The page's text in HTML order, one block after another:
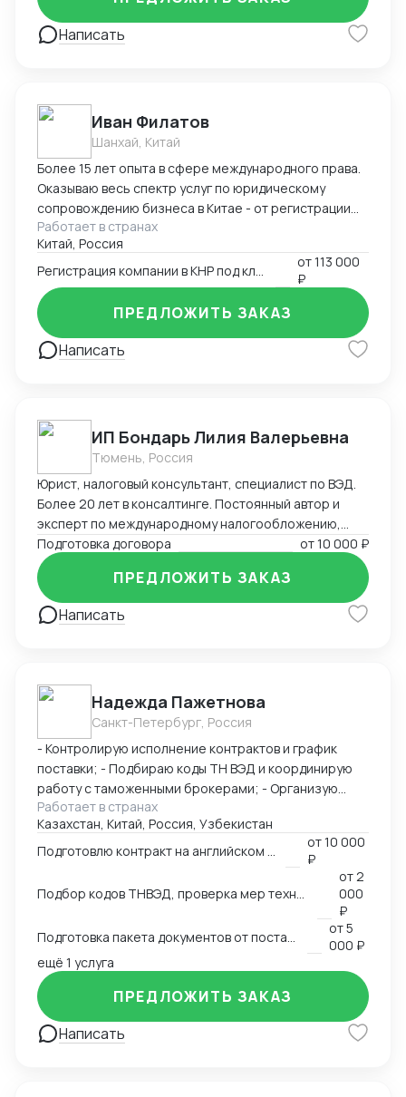
Написать
Иван Филатов
Шанхай, Китай
Более 15 лет опыта в сфере международного права.
Оказываю весь спектр услуг по юридическому
сопровождению бизнеса в Китае - от регистрации
компании с участием граждан России и получения
разрешения на работу, миграции бизнеса, открытия
счетов в местном банке, оформления приглашений
на въезд до взаимодействия с госорганами и
службами в Китае, проверки контрагентов до
подготовки и совершения сделок и абонентского
обслуживания бизнеса.
Работает в странах
Китай, Россия
от113 000
₽
Написать
ПРЕДЛОЖИТЬ ЗАКАЗ
ИП Бондарь Лилия Валерьевна
Тюмень, Россия
Юрист, налоговый консультант, специалист по ВЭД.
Более 20 лет в консалтинге. Постоянный автор и
эксперт по международному налогообложению,
применению СОИДН, MLI. Подготовка правовых
заключений по налогообложению в РФ и
иностранных юрисдикциях. Структурирование
сделок. Анализ условий договоров, представление
интересов клиента в судах, налоговых органах,
Подготовка договора от10 000 ₽
Написать
ПРЕДЛОЖИТЬ ЗАКАЗ
Надежда Пажетнова
Санкт-Петербург, Россия
- Контролирую исполнение контрактов и график
поставки; - Подбираю коды ТН ВЭД и координирую
работу с таможенными брокерами; - Организую
сертификацию и взаимодействие с
аккредитованными органами; - Снижаю расходы за
счёт оптимизации логистики и правильного кода; -
Обеспечиваю юридическую чистоту сделок,
точность инвойсов, упаковочных листов, контрактов.
Работает в странах
Казахстан, Китай, Россия, Узбекистан
от10 000
₽
Подбор кодов ТНВЭД, проверка мер технического регулирования, запретов и ограничений
от2
000
₽
от5
000 ₽
ещё 1 услуга
Написать
ПРЕДЛОЖИТЬ ЗАКАЗ